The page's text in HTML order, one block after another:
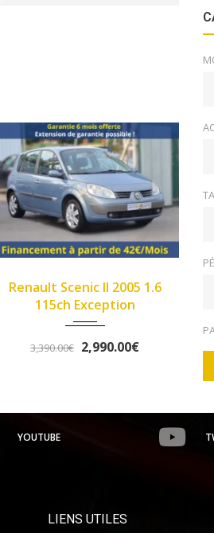
102345
>Opel Corsa IV 2013 1.2
Twinport 85ch Graphite
5,758.00€ 5,490.00€
YOUTUBE
LIENS UTILES